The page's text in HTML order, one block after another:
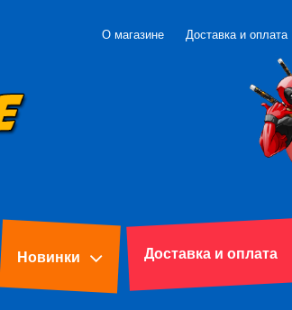
О магазине Доставка и оплата
Новинки Доставка и оплата